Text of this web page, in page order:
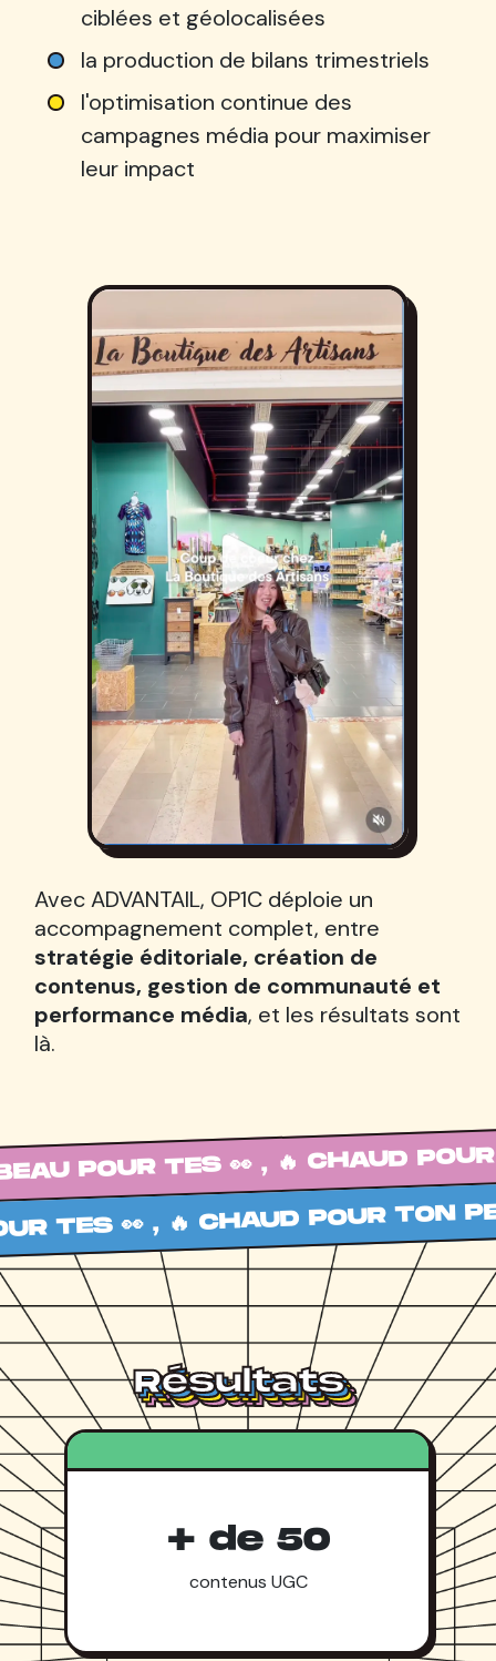
ciblées et géolocalisées
la production de bilans trimestriels
l'optimisation continue des
campagnes média pour maximiser
leur impact
Avec ADVANTAIL, OP1C déploie un
accompagnement complet, entre
stratégie éditoriale, création de
contenus, gestion de communauté et
performance média, et les résultats sont
là.
POUR TES 👀 , 🔥 CHAUD
👀 , 🔥 CHAUD POUR
Résultats
Résultats
Résultats
Résultats
+ de 50
contenus UGC